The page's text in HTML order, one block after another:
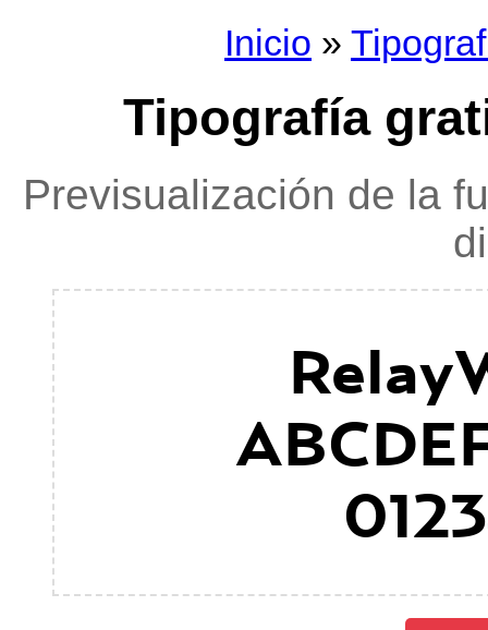
Inicio »
Tipografía
Previsualización de la